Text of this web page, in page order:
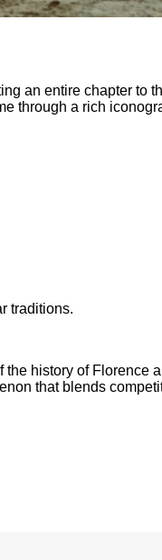
an entire chapter to
a rich
traditions.
history of
that blends